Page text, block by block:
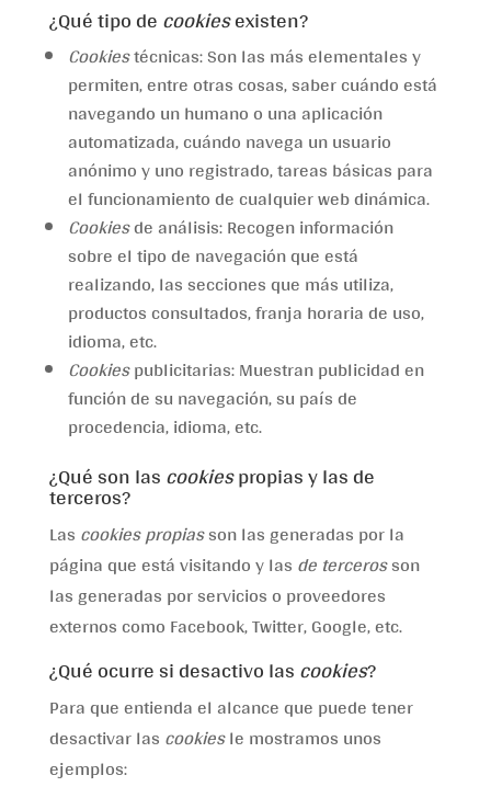
¿Qué tipo decookiesexisten?
Cookiestécnicas: Son las más elementales y
permiten, entre otras cosas, saber cuándo está
navegando un humano o una aplicación
automatizada, cuándo navega un usuario
anónimo y uno registrado, tareas básicas para
el funcionamiento de cualquier web dinámica.
Cookiesde análisis: Recogen información
sobre el tipo de navegación que está
realizando, las secciones que más utiliza,
productos consultados, franja horaria de uso,
idioma, etc.
Cookiespublicitarias: Muestran publicidad en
función de su navegación, su país de
procedencia, idioma, etc.
¿Qué son lascookiespropias y las de
terceros?
Lascookies propiasson las generadas por la
página que está visitando y lasde tercerosson
las generadas por servicios o proveedores
externos como Facebook, Twitter, Google, etc.
¿Qué ocurre si desactivo lascookies?
Para que entienda el alcance que puede tener
desactivar lascookiesle mostramos unos
ejemplos: